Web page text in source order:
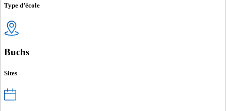
Type d’école
Buchs
Sites